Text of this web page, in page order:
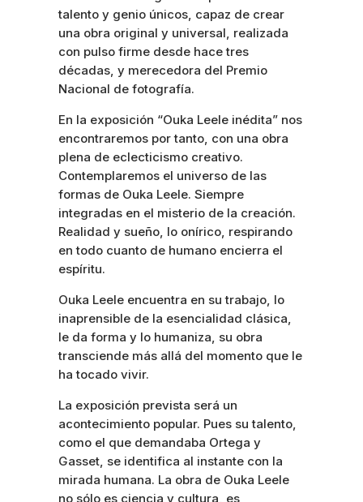
talento y genio únicos, capaz de crear
una obra original y universal, realizada
con pulso firme desde hace tres
décadas, y merecedora del Premio
Nacional de fotografía.
En la exposición “Ouka Leele inédita” nos
encontraremos por tanto, con una obra
plena de eclecticismo creativo.
Contemplaremos el universo de las
formas de Ouka Leele. Siempre
integradas en el misterio de la creación.
Realidad y sueño, lo onírico, respirando
en todo cuanto de humano encierra el
espíritu.
Ouka Leele encuentra en su trabajo, lo
inaprensible de la esencialidad clásica,
le da forma y lo humaniza, su obra
transciende más allá del momento que le
ha tocado vivir.
La exposición prevista será un
acontecimiento popular. Pues su talento,
como el que demandaba Ortega y
Gasset, se identifica al instante con la
mirada humana. La obra de Ouka Leele
no sólo es ciencia y cultura, es